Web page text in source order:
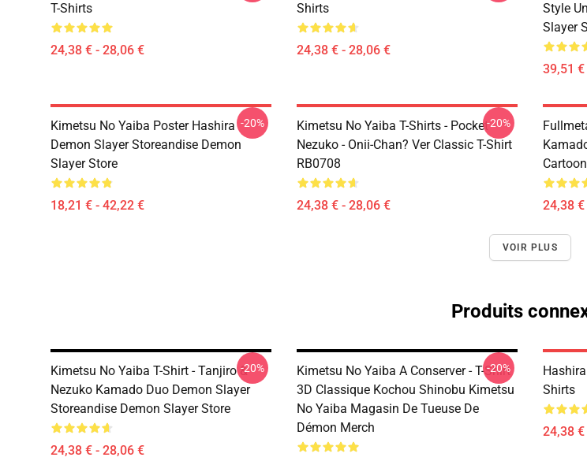
T-Shirts
24,38 € - 28,06 €
Shirts
24,38 € - 28,06 €
Style
Slayer
39,51
Kimetsu No Yaiba Poster Hashira
Demon Slayer Storeandise Demon
Slayer Store
18,21 € - 42,22 €
-20%
Kimetsu No Yaiba T-Shirts - Pocket
Nezuko - Onii-Chan? Ver Classic T-Shirt
RB0708
24,38 € - 28,06 €
-20%
24,38
VOIR PLUS
Produits
Kimetsu No Yaiba T-Shirt - Tanjiro &
Nezuko Kamado Duo Demon Slayer
Storeandise Demon Slayer Store
24,38 € - 28,06 €
-20%
Kimetsu No Yaiba A Conserver - T-Shirt
3D Classique Kochou Shinobu Kimetsu
No Yaiba Magasin De Tueuse De
Démon Merch
-20%
Shirts
24,38